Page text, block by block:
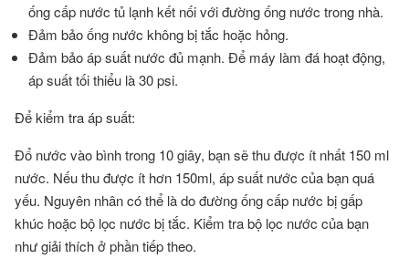
ống cấp nước tủ lạnh kết nối với đường ống nước trong nhà.
Đảm bảo ống nước không bị tắc hoặc hỏng.
Đảm bảo áp suất nước đủ mạnh. Để máy làm đá hoạt động,
áp suất tối thiểu là 30 psi.
Để kiểm tra áp suất:
Đổ nước vào bình trong 10 giây, bạn sẽ thu được ít nhất 150 ml
nước. Nếu thu được ít hơn 150ml, áp suất nước của bạn quá
yếu. Nguyên nhân có thể là do đường ống cấp nước bị gấp
khúc hoặc bộ lọc nước bị tắc. Kiểm tra bộ lọc nước của bạn
như giải thích ở phần tiếp theo.